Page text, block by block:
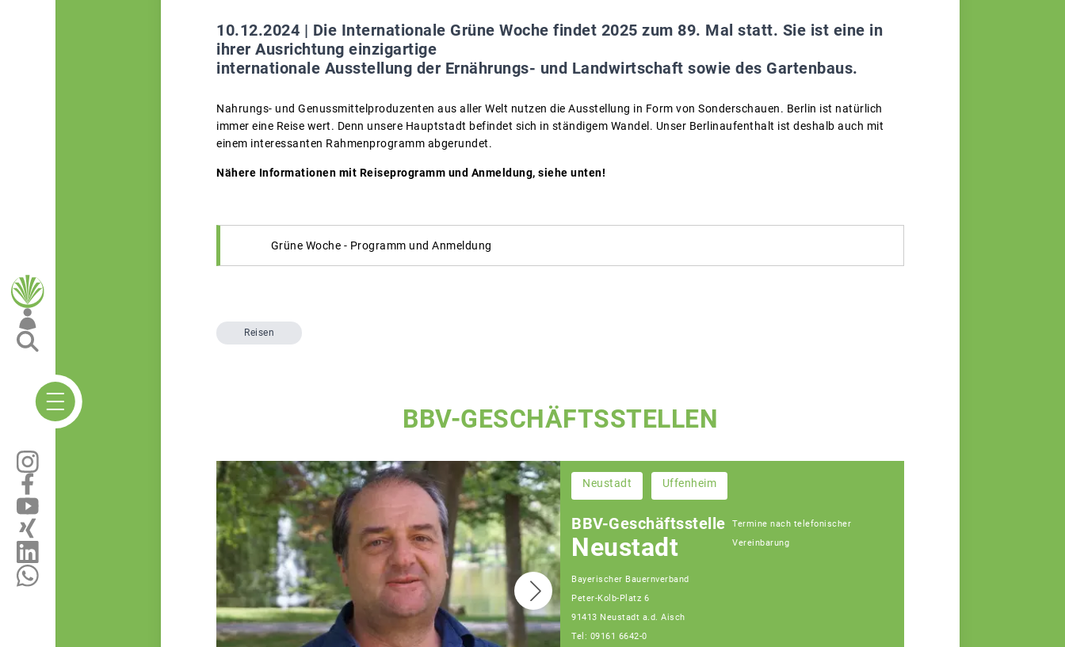
10.12.2024 | Die Internationale Grüne Woche findet 2025 zum 89. Mal statt. Sie ist eine in
ihrer Ausrichtung einzigartige
internationale Ausstellung der Ernährungs- und Landwirtschaft sowie des Gartenbaus.
Nahrungs- und Genussmittelproduzenten aus aller Welt nutzen die Ausstellung in Form von Sonderschauen. Berlin ist natürlich
immer eine Reise wert. Denn unsere Hauptstadt befindet sich in ständigem Wandel. Unser Berlinaufenthalt ist deshalb auch mit
einem interessanten Rahmenprogramm abgerundet.
Nähere Informationen mit Reiseprogramm und Anmeldung, siehe unten!
Grüne Woche - Programm und Anmeldung
Reisen
BBV-GESCHÄFTSSTELLEN
Neustadt Uffenheim
BBV-Geschäftsstelle
Neustadt
Bayerischer Bauernverband
Peter-Kolb-Platz 6
91413 Neustadt a.d. Aisch
Tel: 09161 6642-0
Termine nach telefonischer
Vereinbarung